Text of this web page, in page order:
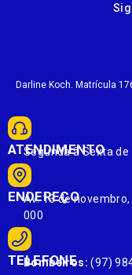
Darline Koch. Matrícula
ATENDIMENTO
Segunda à Sexta de
ENDEREÇO
Av. 13 de
000
TELEFONE
Bombeiros: (97)